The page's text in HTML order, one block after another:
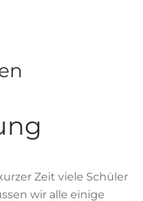
Zeit viele Schüler
wir alle einige